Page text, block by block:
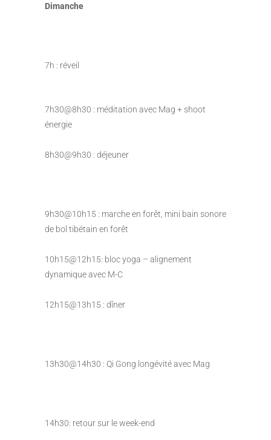
Dimanche
7h : réveil
7h30@8h30 : méditation avec Mag + shoot
énergie
8h30@9h30 : déjeuner
9h30@10h15 : marche en forêt, mini bain sonore
de bol tibétain en forêt
10h15@12h15: bloc yoga – alignement
dynamique avec M-C
12h15@13h15 : dîner
13h30@14h30 : Qi Gong longévité avec Mag
14h30: retour sur le week-end